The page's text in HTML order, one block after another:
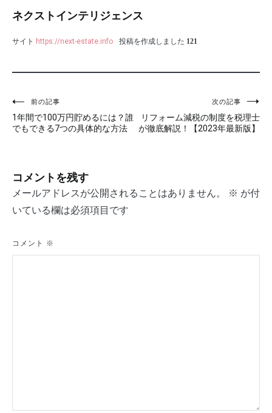
ネクストインテリジェンス
サイト https://next-estate.info 投稿を作成しました 121
投
稿
ビ
ゲ
ー
シ
ョ
前の記事
1年間で100万円貯めるには？誰
でもできる7つの具体的な方法
次の記事
リフォーム減税の制度を税理士
が徹底解説！【2023年最新版】
コメントを残す
メールアドレスが公開されることはありません。 ※ が付
いている欄は必須項目です
コメント ※